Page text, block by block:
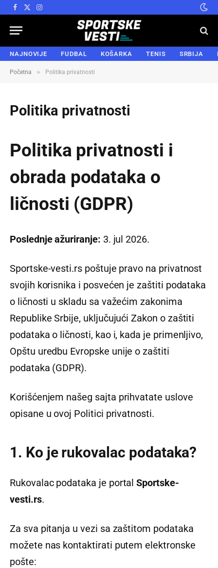
Facebook
X
Instagram
NAJNOVIJE FUDBAL KOŠARKA TENIS SRBIJA
Početna » Politika privatnosti
Politika privatnosti
Politika privatnosti i
obrada podataka o
ličnosti (GDPR)
Poslednje ažuriranje: 3. jul 2026.
Sportske-vesti.rs poštuje pravo na privatnost
svojih korisnika i posvećen je zaštiti podataka
o ličnosti u skladu sa važećim zakonima
Republike Srbije, uključujući Zakon o zaštiti
podataka o ličnosti, kao i, kada je primenljivo,
Opštu uredbu Evropske unije o zaštiti
podataka (GDPR).
Korišćenjem našeg sajta prihvatate uslove
opisane u ovoj Politici privatnosti.
1. Ko je rukovalac podataka?
Rukovalac podataka je portalSportske-
vesti.rs.
Za sva pitanja u vezi sa zaštitom podataka
možete nas kontaktirati putem elektronske
pošte: